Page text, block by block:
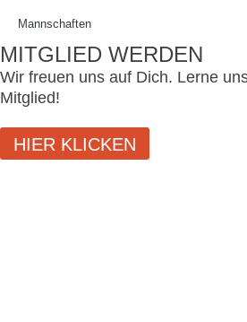
Mannschaften
MITGLIED WERDEN
Wir freuen uns auf Dich. Lerne
Mitglied!
HIER KLICKEN